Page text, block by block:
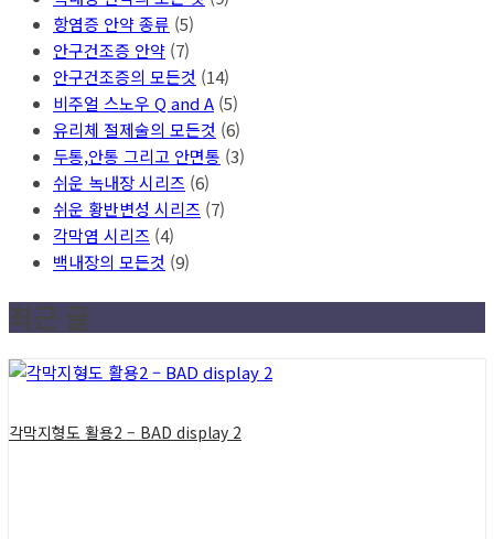
항염증 안약 종류 (5)
안구건조증 안약 (7)
안구건조증의 모든것 (14)
비주얼 스노우 Q and A (5)
유리체 절제술의 모든것 (6)
두통,안통 그리고 안면통 (3)
쉬운 녹내장 시리즈 (6)
쉬운 황반변성 시리즈 (7)
각막염 시리즈 (4)
백내장의 모든것 (9)
최근 글
각막지형도 활용2 – BAD display 2